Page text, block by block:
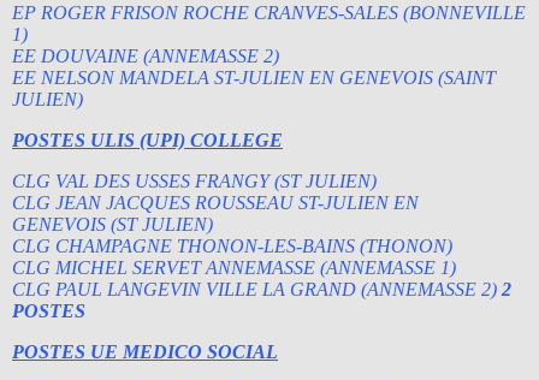
EP ROGER FRISON ROCHE CRANVES-SALES (BONNEVILLE
1)
EE DOUVAINE (ANNEMASSE 2)
EE NELSON MANDELA ST-JULIEN EN GENEVOIS (SAINT
JULIEN)
POSTES ULIS (UPI) COLLEGE
CLG VAL DES USSES FRANGY (ST JULIEN)
CLG JEAN JACQUES ROUSSEAU ST-JULIEN EN
GENEVOIS (ST JULIEN)
CLG CHAMPAGNE THONON-LES-BAINS (THONON)
CLG MICHEL SERVET ANNEMASSE (ANNEMASSE 1)
CLG PAUL LANGEVIN VILLE LA GRAND (ANNEMASSE 2) 2
POSTES
POSTES UE MEDICO SOCIAL